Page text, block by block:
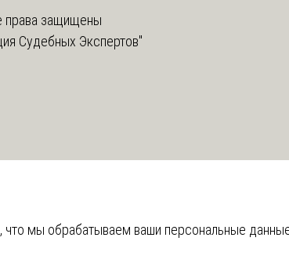
защищены
Судебных Экспертов"
мы обрабатываем ваши персональные